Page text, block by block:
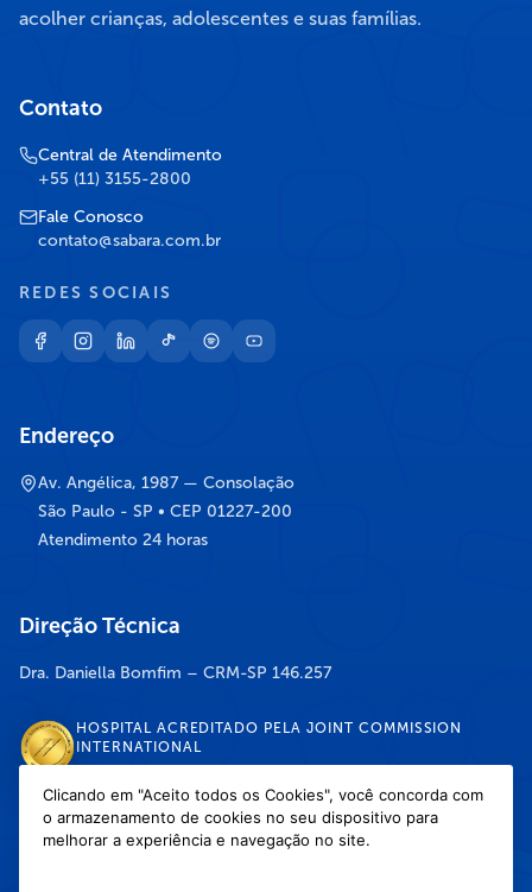
acolher crianças, adolescentes e suas famílias.
Contato
Central de Atendimento
+55 (11) 3155-2800
Fale Conosco
contato@sabara.com.br
REDES SOCIAIS
Endereço
Av. Angélica, 1987 — Consolação
São Paulo - SP • CEP 01227-200
Atendimento 24 horas
Direção Técnica
Dra. Daniella Bomfim – CRM-SP 146.257
HOSPITAL ACREDITADO PELA JOINT COMMISSION
INTERNATIONAL
DISPONÍVEL NAS LOJAS
Clicando em "Aceito todos os Cookies", você concorda com
o armazenamento de cookies no seu dispositivo para
melhorar a experiência e navegação no site.